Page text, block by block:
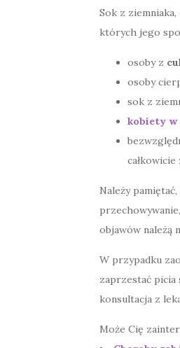
Sok z
których jego
osoby z
osoby
sok z
kobiety w
Należy
objawów należą
W przypadku
zaprzestać picia
konsultacja z
Może Cię